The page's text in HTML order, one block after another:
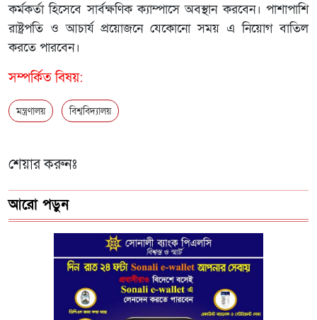
কর্মকর্তা হিসেবে সার্বক্ষণিক ক্যাম্পাসে অবস্থান করবেন। পাশাপাশি
রাষ্ট্রপতি ও আচার্য প্রয়োজনে যেকোনো সময় এ নিয়োগ বাতিল
করতে পারবেন।
সম্পর্কিত বিষয়:
মন্ত্রণালয় বিশ্ববিদ্যালয়
শেয়ার করুনঃ
আরো পড়ুন